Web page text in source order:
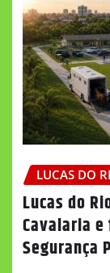
LUCAS DO
Lucas do
Cavalaria
Segurança